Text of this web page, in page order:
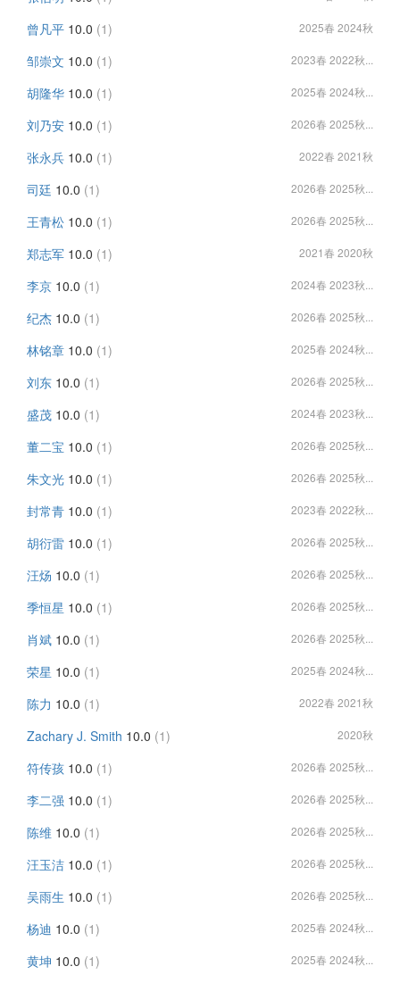
曾凡平 10.0 (1) 2025春 2024秋
邹崇文 10.0 (1) 2023春 2022秋...
胡隆华 10.0 (1) 2025春 2024秋...
刘乃安 10.0 (1) 2026春 2025秋...
张永兵 10.0 (1) 2022春 2021秋
司廷 10.0 (1) 2026春 2025秋...
王青松 10.0 (1) 2026春 2025秋...
郑志军 10.0 (1) 2021春 2020秋
李京 10.0 (1) 2024春 2023秋...
纪杰 10.0 (1) 2026春 2025秋...
林铭章 10.0 (1) 2025春 2024秋...
刘东 10.0 (1) 2026春 2025秋...
盛茂 10.0 (1) 2024春 2023秋...
董二宝 10.0 (1) 2026春 2025秋...
朱文光 10.0 (1) 2026春 2025秋...
封常青 10.0 (1) 2023春 2022秋...
胡衍雷 10.0 (1) 2026春 2025秋...
汪炀 10.0 (1) 2026春 2025秋...
季恒星 10.0 (1) 2026春 2025秋...
肖斌 10.0 (1) 2026春 2025秋...
荣星 10.0 (1) 2025春 2024秋...
陈力 10.0 (1) 2022春 2021秋
Zachary J. Smith 10.0 (1) 2020秋
符传孩 10.0 (1) 2026春 2025秋...
李二强 10.0 (1) 2026春 2025秋...
陈维 10.0 (1) 2026春 2025秋...
汪玉洁 10.0 (1) 2026春 2025秋...
吴雨生 10.0 (1) 2026春 2025秋...
杨迪 10.0 (1) 2025春 2024秋...
黄坤 10.0 (1) 2025春 2024秋...